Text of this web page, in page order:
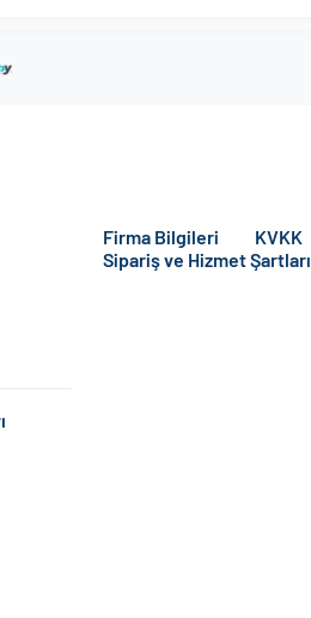
Firma Bilgileri KVKK
Sipariş ve Hizmet Şartları